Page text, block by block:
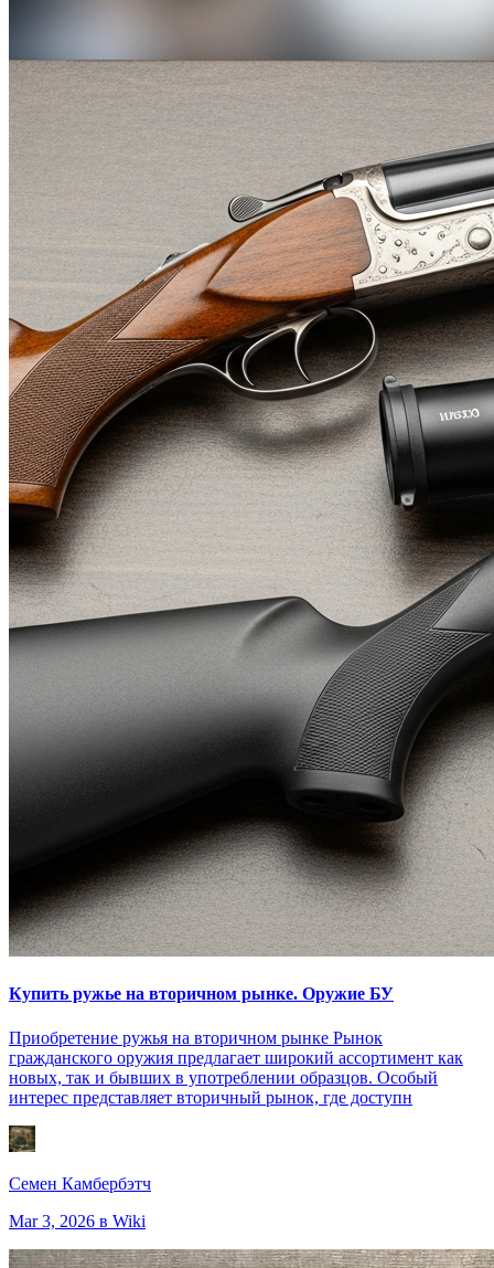
Купить ружье на вторичном рынке. Оружие БУ
Приобретение ружья на вторичном рынке Рынок
гражданского оружия предлагает широкий ассортимент как
новых, так и бывших в употреблении образцов. Особый
интерес представляет вторичный рынок, где доступн
Семен Камбербэтч
Mar 3, 2026 в Wiki